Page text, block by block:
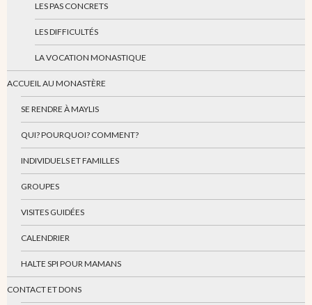
LES PAS CONCRETS
LES DIFFICULTÉS
LA VOCATION MONASTIQUE
ACCUEIL AU MONASTÈRE
SE RENDRE À MAYLIS
QUI? POURQUOI? COMMENT?
INDIVIDUELS ET FAMILLES
GROUPES
VISITES GUIDÉES
CALENDRIER
HALTE SPI POUR MAMANS
CONTACT ET DONS